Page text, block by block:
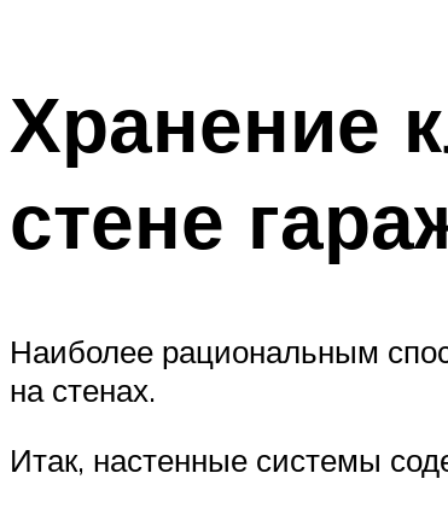
Хранение
стене
Наиболее рациональным
на стенах.
Итак, настенные системы